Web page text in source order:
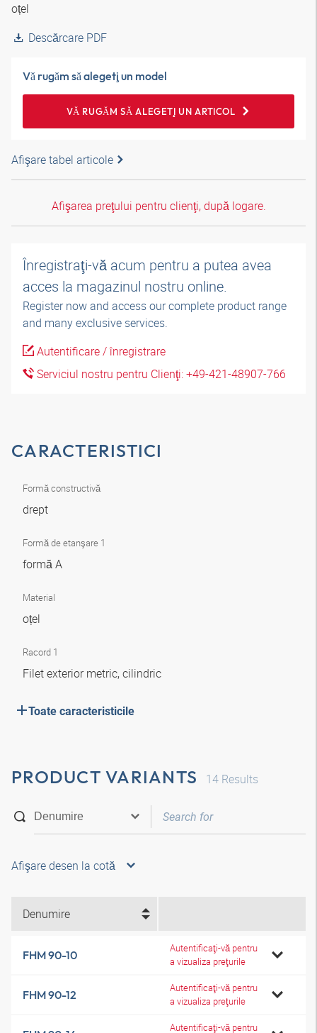
oțel
Descărcare PDF
Vă rugăm să alegeţi un model
VĂ RUGĂM SĂ ALEGEŢI UN ARTICOL
Afişare tabel articole
Afişarea preţului pentru clienţi, după logare.
Înregistraţi-vă acum pentru a putea avea
acces la magazinul nostru online.
Register now and access our complete product range
and many exclusive services.
Autentificare / înregistrare
Serviciul nostru pentru Clienţi: +49-421-48907-766
CARACTERISTICI
Formă constructivă
drept
Formă de etanşare 1
formă A
Material
oțel
Racord 1
Filet exterior metric, cilindric
Toate caracteristicile
PRODUCT VARIANTS 14 Results
Afişare desen la cotă
Denumire
FHM 90-10
Autentificaţi-vă pentru
a vizualiza preţurile
FHM 90-12
Autentificaţi-vă pentru
a vizualiza preţurile
Autentificaţi-vă pentru